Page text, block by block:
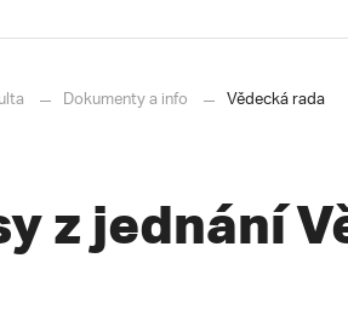
Dokumenty a info Vědecká rada
z jednání